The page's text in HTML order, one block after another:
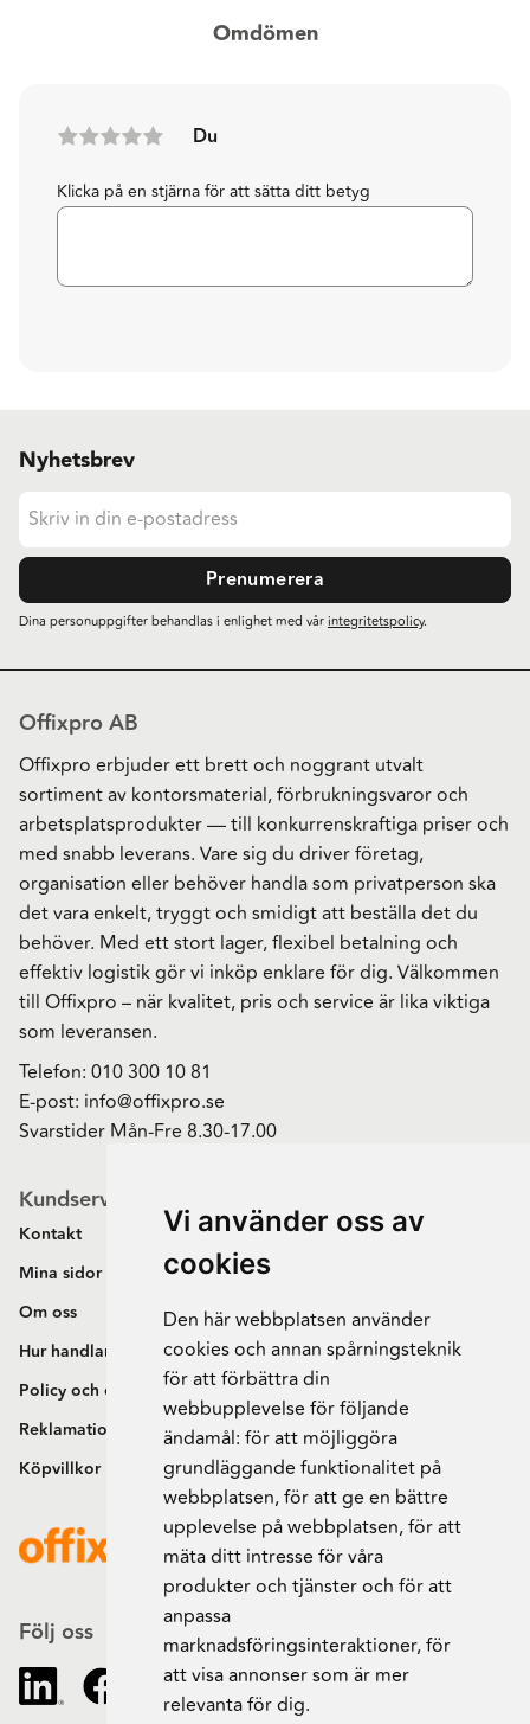
Vi använder oss av
cookies
Den här webbplatsen använder
cookies och annan spårningsteknik
för att förbättra din
webbupplevelse för följande
ändamål: för att möjliggöra
grundläggande funktionalitet på
webbplatsen,för att ge en bättre
upplevelse på webbplatsen,för att
mäta ditt intresse för våra
produkter och tjänster och för att
anpassa
marknadsföringsinteraktioner,för
att visa annonser som är mer
relevanta för dig.
Omdömen
Du
Klicka på en stjärna för att sätta ditt betyg
Nyhetsbrev
Prenumerera
Dina personuppgifter behandlas i enlighet med vårintegritetspolicy.
Offixpro AB
Offixpro erbjuder ett brett och noggrant utvalt
sortiment av kontorsmaterial, förbrukningsvaror och
arbetsplatsprodukter — till konkurrenskraftiga priser och
med snabb leverans. Vare sig du driver företag,
organisation eller behöver handla som privatperson ska
det vara enkelt, tryggt och smidigt att beställa det du
behöver. Med ett stort lager, flexibel betalning och
effektiv logistik gör vi inköp enklare för dig. Välkommen
till Offixpro – när kvalitet, pris och service är lika viktiga
som leveransen.
Telefon: 010 300 10 81
E-post: info@offixpro.se
Svarstider Mån-Fre 8.30-17.00
Kundservice
Kontakt
Mina sidor
Om oss
Hur handlar jag?
Policy och cookies
Reklamation och retur
Köpvillkor
Följ oss